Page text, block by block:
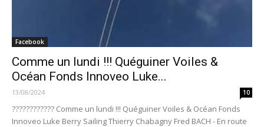
Facebook
Comme un lundi !!! Quéguiner Voiles &
Océan Fonds Innoveo Luke...
13/08/2024 10
???????????? Comme un lundi !!! Quéguiner Voiles & Océan Fonds
Innoveo Luke Berry Sailing Thierry Chabagny Fred BACH - En route